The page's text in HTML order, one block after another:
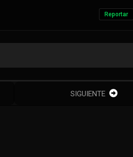
Reportar
SIGUIENTE